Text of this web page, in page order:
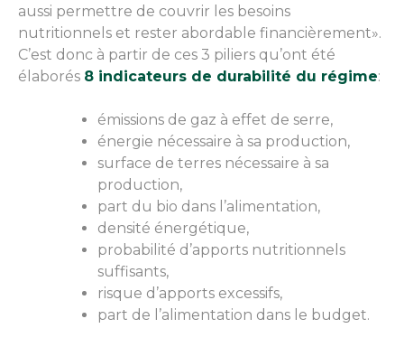
aussi permettre de couvrir les besoins
nutritionnels et rester abordable financièrement».
C’est donc à partir de ces 3 piliers qu’ont été
élaborés 8 indicateurs de durabilité du régime:
émissions de gaz à effet de serre,
énergie nécessaire à sa production,
surface de terres nécessaire à sa
production,
part du bio dans l’alimentation,
densité énergétique,
probabilité d’apports nutritionnels
suffisants,
risque d’apports excessifs,
part de l’alimentation dans le budget.